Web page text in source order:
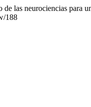
las neurociencias para
188